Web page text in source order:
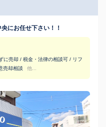
にお任せ下さい！！
に売却 / 税金・法律の相談可 / リフ
売却相談
他...